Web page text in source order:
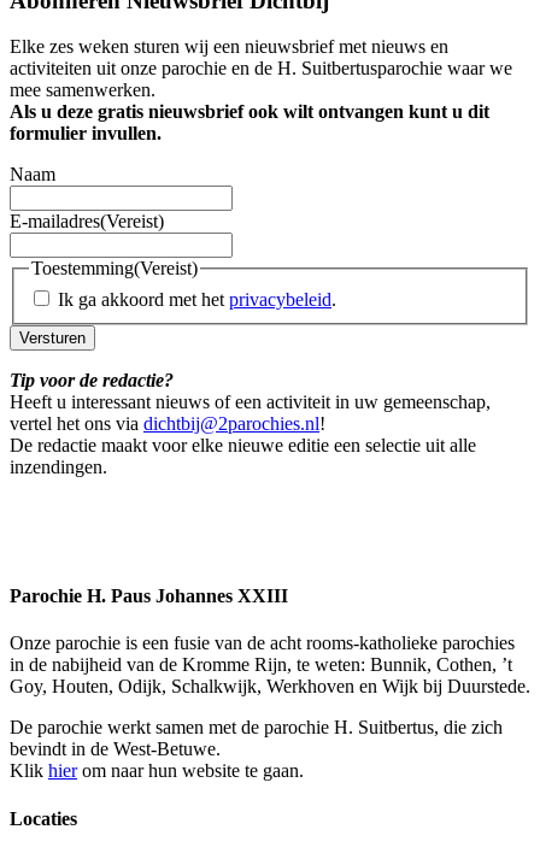
Elke zes weken sturen wij een nieuwsbrief met nieuws en
activiteiten uit onze parochie en de H. Suitbertusparochie waar we
mee samenwerken.
Als u deze gratis nieuwsbrief ook wilt ontvangen kunt u dit
formulier invullen.
Naam
E-mailadres(Vereist)
Toestemming(Vereist)
Ik ga akkoord met het privacybeleid.
Tip voor de redactie?
Heeft u interessant nieuws of een activiteit in uw gemeenschap,
vertel het ons via dichtbij@2parochies.nl!
De redactie maakt voor elke nieuwe editie een selectie uit alle
inzendingen.
Parochie H. Paus Johannes XXIII
Onze parochie is een fusie van de acht rooms-katholieke parochies
in de nabijheid van de Kromme Rijn, te weten: Bunnik, Cothen, ’t
Goy, Houten, Odijk, Schalkwijk, Werkhoven en Wijk bij Duurstede.
De parochie werkt samen met de parochie H. Suitbertus, die zich
bevindt in de West-Betuwe.
Klik hierom naar hun website te gaan.
Locaties